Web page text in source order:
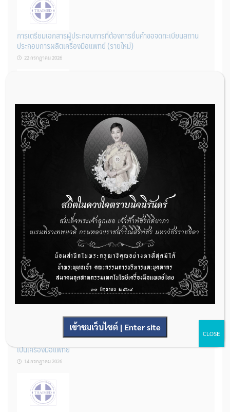
การเตรียมเอกสารผู้ประกอบการที่ต้องการยื่นคำขอจดทะเบียนสถาน
ประกอบการผลิตเครื่องมือแพทย์ (รายใหม่)
22 กรกฎาคม 2026
ผู้ประกอบการผลิต และ นักวิจัย ที่ต้องการขึ้นทะเบียนเครื่องมือแพทย์
ต้องทำอย่างไรบ้าง
22 กรกฎาคม 2026
กองควบคุมเครื่องมือแพทย์ เปิดรับฟังความคิดเห็นหลักการยกร่าง
กฎหมาย จำนวน 3 ฉบับ ผ่านระบบกลางทางกฎหมาย
22 กรกฎาคม 2026
การโฆษณาเครื่องมือแพทย์แบบใดที่ได้รับการยกเว้นไม่ต้องขออนุญาต
14 กรกฎาคม 2026
รู้หรือไม่? ผลิตภัณฑ์ชุดตรวจสําหรับตรวจสอบการปนเปื้อนแบบใดจัด
เป็นเครื่องมือแพทย์
14 กรกฎาคม 2026
เข้าชมเว็บไซต์ | Enter site
CLOSE